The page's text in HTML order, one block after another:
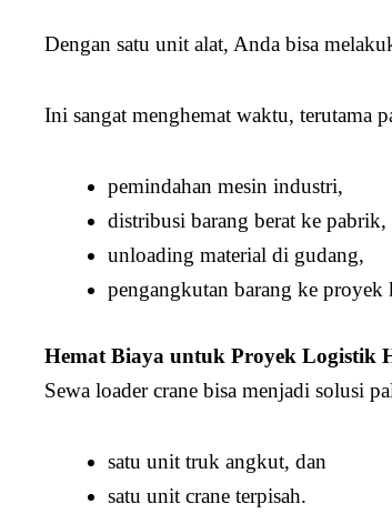
Dengan satu unit alat, Anda bisa
Ini sangat menghemat waktu, terutama
pemindahan mesin industri,
distribusi barang berat ke pabrik,
unloading material di gudang,
pengangkutan barang ke proyek
Hemat Biaya untuk Proyek Logistik
Sewa loader crane bisa menjadi solusi
satu unit truk angkut, dan
satu unit crane terpisah.